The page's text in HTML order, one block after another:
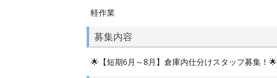
軽作業
募集内容
🌟【短期6月～8月】倉庫内仕分けスタッフ募集！🌟